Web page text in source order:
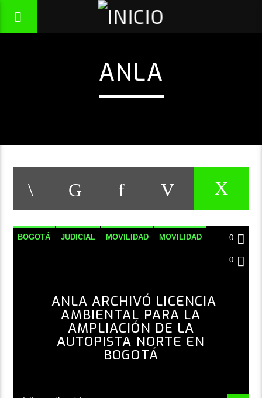
ANLA
BOGOTÁ JUDICIAL MOVILIDAD MOVILIDAD 0
0
ANLA ARCHIVÓ LICENCIA
AMBIENTAL PARA LA
AMPLIACIÓN DE LA
AUTOPISTA NORTE EN
BOGOTÁ